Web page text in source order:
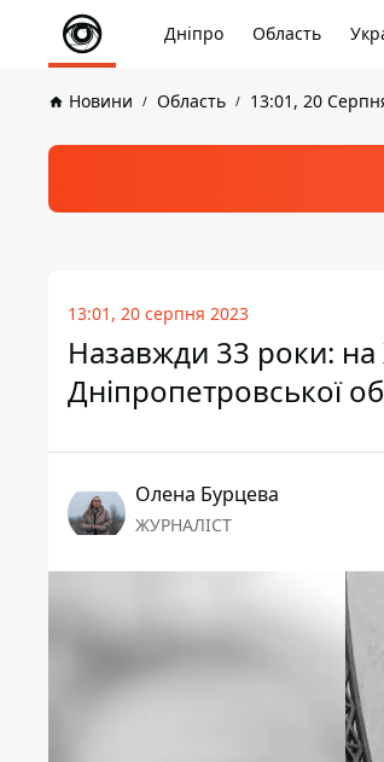
Дніпро Область
Новини Область 13:01, 20
13:01, 20 серпня 2023
Назавжди 33 роки: на
Дніпропетровської
Олена Бурцева
ЖУРНАЛІСТ